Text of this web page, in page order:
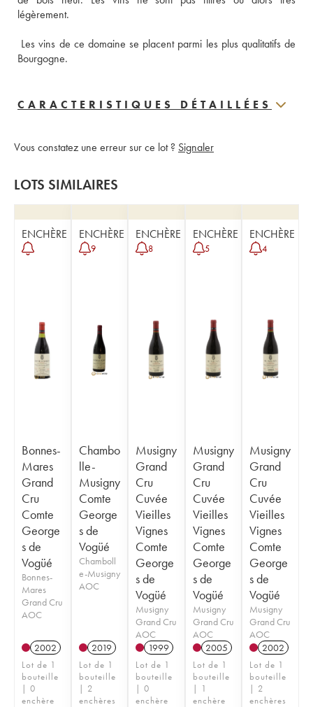
Les vins de ce domaine se placent parmi les plus qualitatifs de
Bourgogne.
CARACTERISTIQUES DÉTAILLÉES
Vous constatez une erreur sur ce lot ? Signaler
LOTS SIMILAIRES
ENCHÈRE
Bonnes-
Mares
Grand
Cru
Comte
George
s de
Vogüé
Bonnes-
Mares
Grand Cru
AOC
2002
Lot de 1
bouteille
| 0
enchère
ENCHÈRE
9
Chambo
lle-
Musigny
Comte
George
s de
Vogüé
Chamboll
e-Musigny
AOC
2019
Lot de 1
bouteille
| 2
enchères
ENCHÈRE
8
Musigny
Grand
Cru
Cuvée
Vieilles
Vignes
Comte
George
s de
Vogüé
Musigny
Grand Cru
AOC
1999
Lot de 1
bouteille
| 0
enchère
ENCHÈRE
5
Musigny
Grand
Cru
Cuvée
Vieilles
Vignes
Comte
George
s de
Vogüé
Musigny
Grand Cru
AOC
2005
Lot de 1
bouteille
| 1
enchère
ENCHÈRE
4
Musigny
Grand
Cru
Cuvée
Vieilles
Vignes
Comte
George
s de
Vogüé
Musigny
Grand Cru
AOC
2002
Lot de 1
bouteille
| 2
enchères